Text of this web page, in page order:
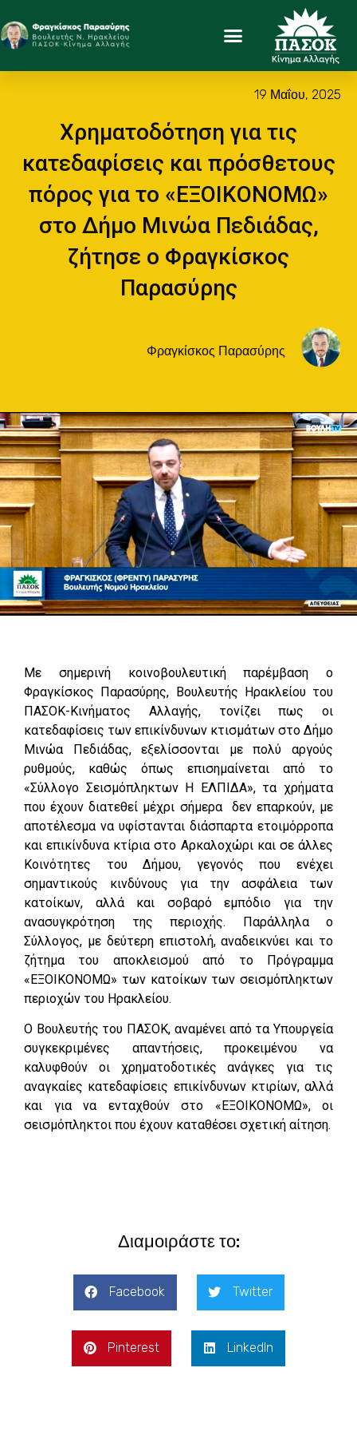
19 Μαΐου, 2025
Χρηματοδότηση για τις
κατεδαφίσεις και πρόσθετους
πόρος για το «ΕΞΟΙΚΟΝΟΜΩ»
στο Δήμο Μινώα Πεδιάδας,
ζήτησε ο Φραγκίσκος
Παρασύρης
Φραγκίσκος Παρασύρης
Με σημερινή κοινοβουλευτική παρέμβαση ο
Φραγκίσκος Παρασύρης, Βουλευτής Ηρακλείου του
ΠΑΣΟΚ-Κινήματος Αλλαγής, τονίζει πως οι
κατεδαφίσεις των επικίνδυνων κτισμάτων στο Δήμο
Μινώα Πεδιάδας, εξελίσσονται με πολύ αργούς
ρυθμούς, καθώς όπως επισημαίνεται από το
«Σύλλογο Σεισμόπληκτων Η ΕΛΠΙΔΑ», τα χρήματα
που έχουν διατεθεί μέχρι σήμερα δεν επαρκούν, με
αποτέλεσμα να υφίστανται διάσπαρτα ετοιμόρροπα
και επικίνδυνα κτίρια στο Αρκαλοχώρι και σε άλλες
Κοινότητες του Δήμου, γεγονός που ενέχει
σημαντικούς κινδύνους για την ασφάλεια των
κατοίκων, αλλά και σοβαρό εμπόδιο για την
ανασυγκρότηση της περιοχής. Παράλληλα ο
Σύλλογος, με δεύτερη επιστολή, αναδεικνύει και το
ζήτημα του αποκλεισμού από το Πρόγραμμα
«ΕΞΟΙΚΟΝΟΜΩ» των κατοίκων των σεισμόπληκτων
περιοχών του Ηρακλείου.
Ο Βουλευτής του ΠΑΣΟΚ, αναμένει από τα Υπουργεία
συγκεκριμένες απαντήσεις, προκειμένου να
καλυφθούν οι χρηματοδοτικές ανάγκες για τις
αναγκαίες κατεδαφίσεις επικίνδυνων κτιρίων, αλλά
και για να ενταχθούν στο «ΕΞΟΙΚΟΝΟΜΩ», οι
σεισμόπληκτοι που έχουν καταθέσει σχετική αίτηση.
Διαμοιράστε το:
Facebook Twitter
Pinterest LinkedIn